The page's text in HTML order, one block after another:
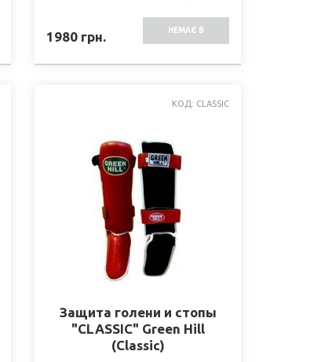
1980 грн. НЕМАЄ В
КОД: CLASSIC
Защита голени и стопы
"CLASSIC" Green Hill
(Classic)